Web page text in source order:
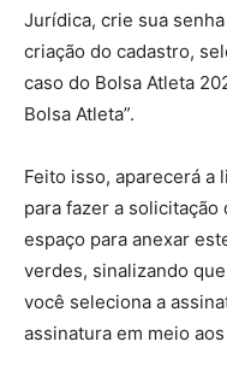
Jurídica, crie sua
criação do cadastro,
caso do Bolsa Atleta
Bolsa Atleta”.
Feito isso, aparecerá a
para fazer a
espaço para anexar
verdes, sinalizando
você seleciona a
assinatura em meio